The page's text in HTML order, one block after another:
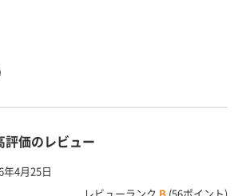
価のレビュー
年4月25日
レビューランク B (56ポイント)